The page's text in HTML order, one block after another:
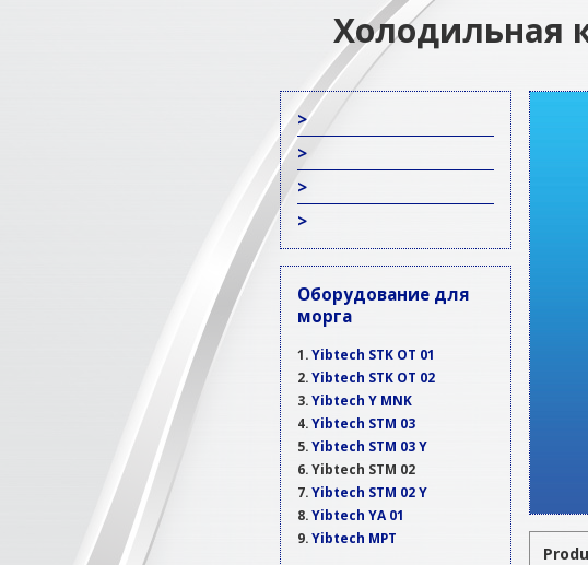
Холодильная
>
>
>
>
Оборудование для
морга
Yibtech STK OT 01
Yibtech STK OT 02
Yibtech Y MNK
Yibtech STM 03
Yibtech STM 03 Y
Yibtech STM 02
Yibtech STM 02 Y
Yibtech YA 01
Yibtech MPT